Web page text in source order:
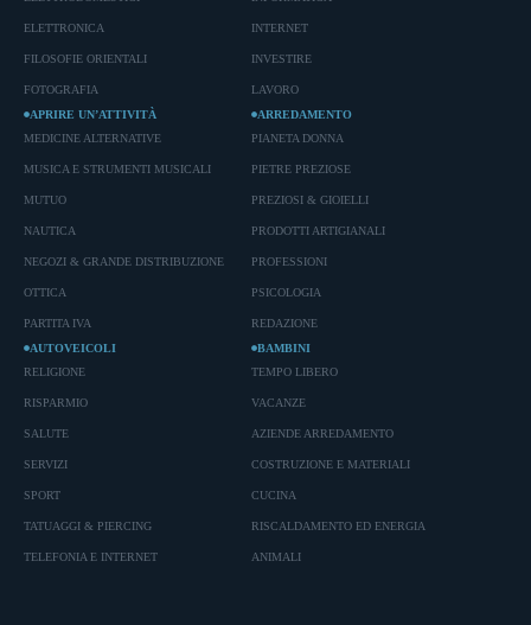
ELETTRONICA
FILOSOFIE ORIENTALI
FOTOGRAFIA
INTERNET
INVESTIRE
LAVORO
APRIRE UN’ATTIVITÀ
MEDICINE ALTERNATIVE
MUSICA E STRUMENTI MUSICALI
MUTUO
NAUTICA
NEGOZI & GRANDE DISTRIBUZIONE
OTTICA
PARTITA IVA
ARREDAMENTO
PIANETA DONNA
PIETRE PREZIOSE
PREZIOSI & GIOIELLI
PRODOTTI ARTIGIANALI
PROFESSIONI
PSICOLOGIA
REDAZIONE
AUTOVEICOLI
RELIGIONE
RISPARMIO
SALUTE
SERVIZI
SPORT
TATUAGGI & PIERCING
TELEFONIA E INTERNET
BAMBINI
TEMPO LIBERO
VACANZE
AZIENDE ARREDAMENTO
COSTRUZIONE E MATERIALI
CUCINA
RISCALDAMENTO ED ENERGIA
ANIMALI